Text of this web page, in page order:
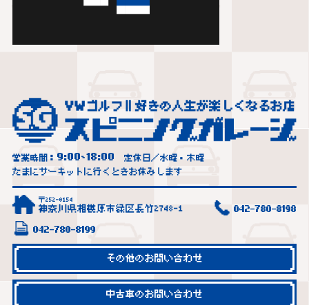
営業時間： 9:00~18:00
定休日／水曜・木曜
たまにサーキットに行くときお休みします
〒252-0154
神奈川県相模原市緑区長竹2748-1 042-780-8198
042-780-8199
その他のお問い合わせ
中古車のお問い合わせ